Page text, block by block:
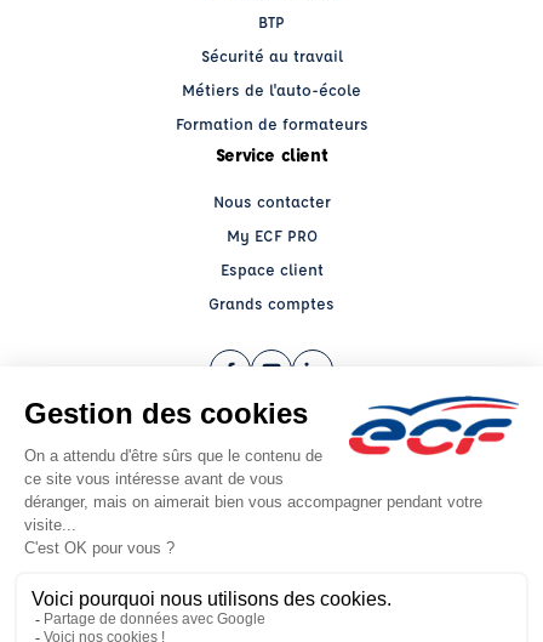
BTP
Sécurité au travail
Métiers de l'auto-école
Formation de formateurs
Service client
Nous contacter
My ECF PRO
Espace client
Grands comptes
Facebook (nouvelle fenêtre)
YouTube (nouvelle fenêtre)
LinkedIn (nouvelle fenêtre)
CGV
Mentions légales
© 2026 École de Conduite Française. Tous droits réservés